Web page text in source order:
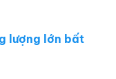
lượng lớn bất